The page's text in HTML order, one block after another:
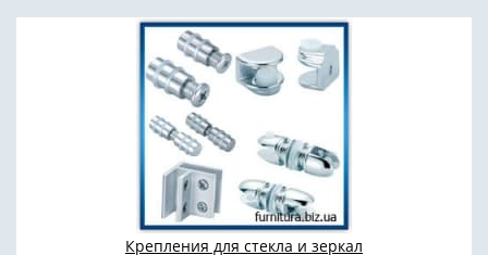
Крепления для стекла и зеркал